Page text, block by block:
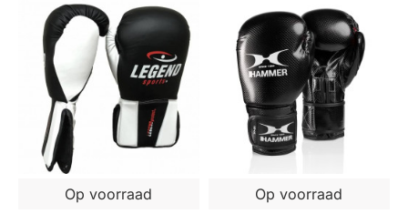
Op voorraad Op voorraad